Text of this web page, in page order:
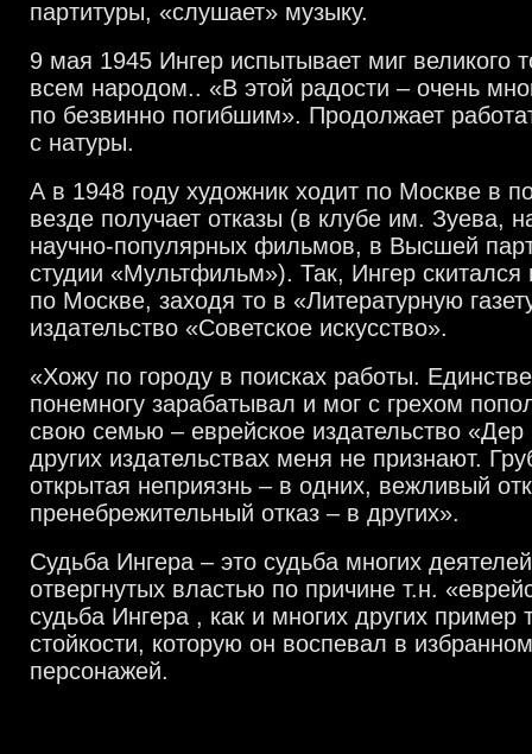
партитуры, «слушает» музыку.
9 мая 1945 Ингер испытывает миг великого
всем народом.. «В этой радости – очень
по безвинно погибшим». Продолжает
с натуры.
А в 1948 году художник ходит по Москве в
везде получает отказы (в клубе им. Зуева,
научно-популярных фильмов, в Высшей
студии «Мультфильм»). Так, Ингер скитался
по Москве, заходя то в «Литературную
издательство «Советское искусство».
«Хожу по городу в поисках работы.
понемногу зарабатывал и мог с грехом
свою семью – еврейское издательство
других издательствах меня не признают.
открытая неприязнь – в одних, вежливый
пренебрежительный отказ – в других».
Судьба Ингера – это судьба многих
отвергнутых властью по причине т.н.
судьба Ингера , как и многих других пример
стойкости, которую он воспевал в
персонажей.